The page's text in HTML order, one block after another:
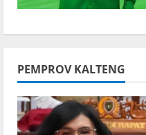
PEMPROV KALTENG